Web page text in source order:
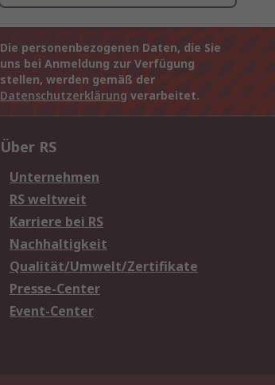
Die personenbezogenen Daten, die Sie
uns bei Anmeldung zur Verfügung
stellen, werden gemäß der
Datenschutzerklärung verarbeitet.
Über RS
Unternehmen
RS weltweit
Karriere bei RS
Nachhaltigkeit
Qualität/Umwelt/Zertifikate
Presse-Center
Event-Center